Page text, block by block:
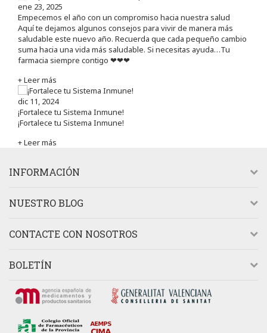
ene 23, 2025
Empecemos el año con un compromiso hacia nuestra salud
Aquí te dejamos algunos consejos para vivir de manera más
saludable este nuevo año. Recuerda que cada pequeño cambio
suma hacia una vida más saludable. Si necesitas ayuda…Tu
farmacia siempre contigo ❤❤❤
+ Leer más
dic 11, 2024
¡Fortalece tu Sistema Inmune!
¡Fortalece tu Sistema Inmune!
+ Leer más
INFORMACIÓN
NUESTRO BLOG
CONTACTE CON NOSOTROS
BOLETÍN